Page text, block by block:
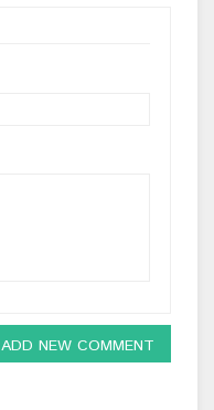
ADD NEW COMMENT